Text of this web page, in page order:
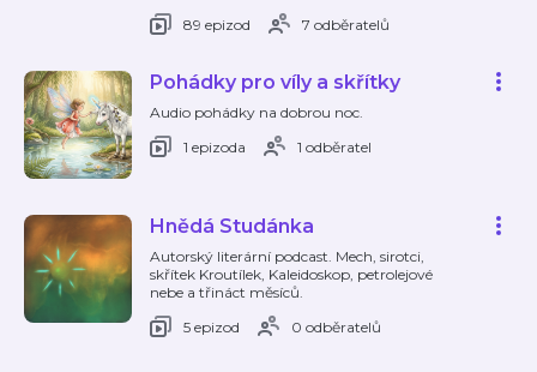
89 epizod
7 odběratelů
Pohádky pro víly a skřítky
Audio pohádky na dobrou noc.
1 epizoda
1 odběratel
Hnědá Studánka
Autorský literární podcast. Mech, sirotci,
skřítek Kroutílek, Kaleidoskop, petrolejové
nebe a třináct měsíců.
5 epizod
0 odběratelů